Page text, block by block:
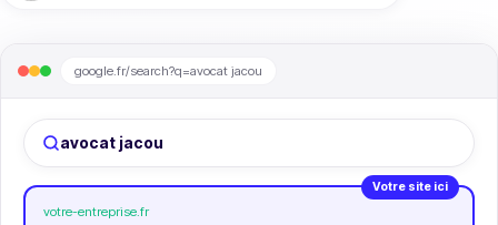
google.fr/search?q=
Votre site ici
votre-entreprise.fr